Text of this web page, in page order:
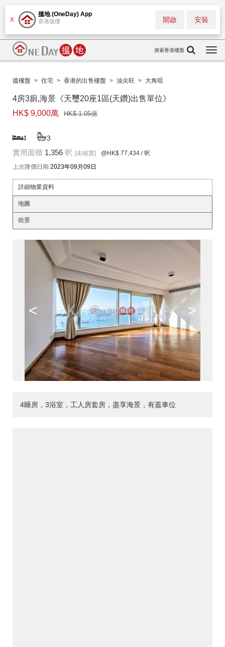
X
搵地 (OneDay) App
香港搵樓 安裝
開啟
搜索香港樓盤
搵樓盤 > 住宅 > 香港的出售樓盤 > 油尖旺 > 大角咀
4房3廁,海景《天璽20座1區(天鑽)出售單位》
HK$ 9,000萬
HK$ 1.05億
4 3
實用面積 1,356 呎 [未核實] @HK$ 77,434 / 呎
上次降價日期 2023年09月09日
詳細物業資料
地圖
街景
< >
4睡房，3浴室，工人房套房，盡享海景，有蓋車位